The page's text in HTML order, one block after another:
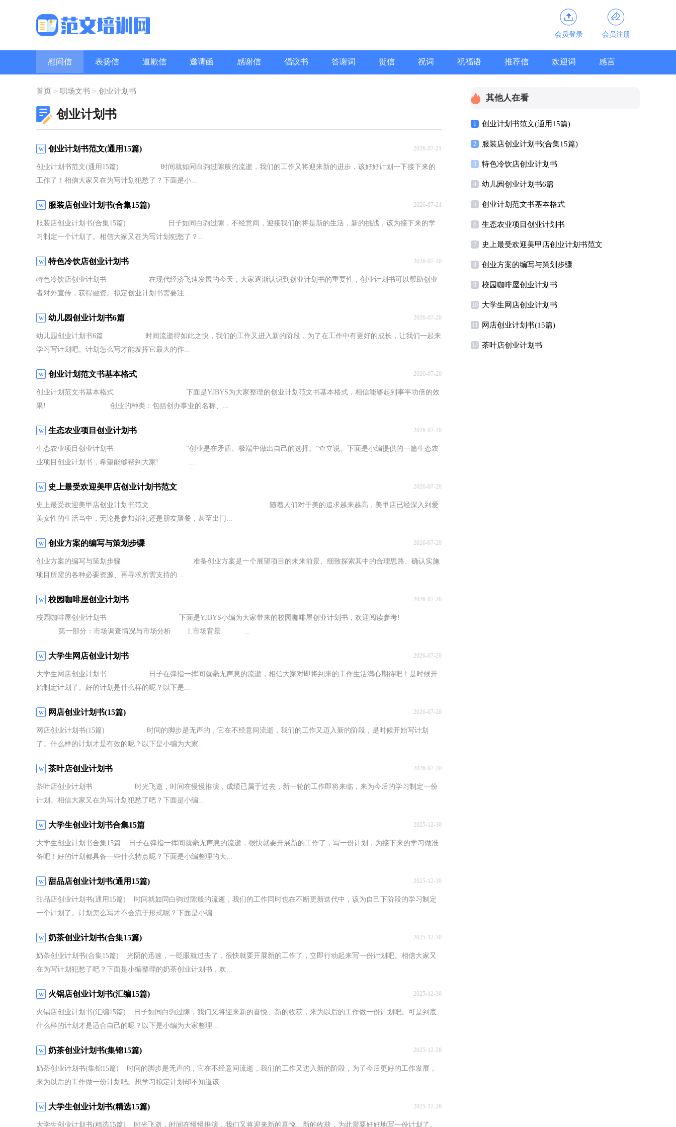
会员登录 会员注册
慰问信 表扬信 道歉信 邀请函 感谢信 倡议书 答谢词 贺信 祝词 祝福语 推荐信 欢迎词 感言
首页 > 职场文书 > 创业计划书
创业计划书
创业计划书范文(通用15篇)
创业计划书范文(通用15篇) 时间就如同白驹过隙般的流逝，我们的工作又将迎来新的进步，该好好计划一下接下来的
工作了！相信大家又在为写计划犯愁了？下面是小...
2026-07-21
服装店创业计划书(合集15篇)
服装店创业计划书(合集15篇) 日子如同白驹过隙，不经意间，迎接我们的将是新的生活，新的挑战，该为接下来的学
习制定一个计划了。相信大家又在为写计划犯愁了？...
2026-07-21
特色冷饮店创业计划书
特色冷饮店创业计划书 在现代经济飞速发展的今天，大家逐渐认识到创业计划书的重要性，创业计划书可以帮助创业
者对外宣传，获得融资。拟定创业计划书需要注...
2026-07-20
幼儿园创业计划书6篇
幼儿园创业计划书6篇 时间流逝得如此之快，我们的工作又进入新的阶段，为了在工作中有更好的成长，让我们一起来
学习写计划吧。计划怎么写才能发挥它最大的作...
2026-07-20
创业计划范文书基本格式
创业计划范文书基本格式 下面是YJBYS为大家整理的创业计划范文书基本格式，相信能够起到事半功倍的效
果! 创业的种类：包括创办事业的名称、...
2026-07-20
生态农业项目创业计划书
生态农业项目创业计划书 “创业是在矛盾、极端中做出自己的选择。”查立说。下面是小编提供的一篇生态农
业项目创业计划书，希望能够帮到大家! ...
2026-07-20
史上最受欢迎美甲店创业计划书范文
史上最受欢迎美甲店创业计划书范文 随着人们对于美的追求越来越高，美甲店已经深入到爱
美女性的生活当中，无论是参加婚礼还是朋友聚餐，甚至出门...
2026-07-20
创业方案的编写与策划步骤
创业方案的编写与策划步骤 准备创业方案是一个展望项目的未来前景、细致探索其中的合理思路、确认实施
项目所需的各种必要资源、再寻求所需支持的...
2026-07-20
校园咖啡屋创业计划书
校园咖啡屋创业计划书 下面是YJBYS小编为大家带来的校园咖啡屋创业计划书，欢迎阅读参考!
第一部分：市场调查情况与市场分析 1.市场背景 ...
2026-07-20
大学生网店创业计划书
大学生网店创业计划书 日子在弹指一挥间就毫无声息的流逝，相信大家对即将到来的工作生活满心期待吧！是时候开
始制定计划了。好的计划是什么样的呢？以下是...
2026-07-20
网店创业计划书(15篇)
网店创业计划书(15篇) 时间的脚步是无声的，它在不经意间流逝，我们的工作又迈入新的阶段，是时候开始写计划
了。什么样的计划才是有效的呢？以下是小编为大家...
2026-07-20
茶叶店创业计划书
茶叶店创业计划书 时光飞逝，时间在慢慢推演，成绩已属于过去，新一轮的工作即将来临，来为今后的学习制定一份
计划。相信大家又在为写计划犯愁了吧？下面是小编...
2026-07-20
大学生创业计划书合集15篇
大学生创业计划书合集15篇 日子在弹指一挥间就毫无声息的流逝，很快就要开展新的工作了，写一份计划，为接下来的学习做准
备吧！好的计划都具备一些什么特点呢？下面是小编整理的大...
2025-12-30
甜品店创业计划书(通用15篇)
甜品店创业计划书(通用15篇) 时间就如同白驹过隙般的流逝，我们的工作同时也在不断更新迭代中，该为自己下阶段的学习制定
一个计划了。计划怎么写才不会流于形式呢？下面是小编...
2025-12-30
奶茶创业计划书(合集15篇)
奶茶创业计划书(合集15篇) 光阴的迅速，一眨眼就过去了，很快就要开展新的工作了，立即行动起来写一份计划吧。相信大家又
在为写计划犯愁了吧？下面是小编整理的奶茶创业计划书，欢...
2025-12-30
火锅店创业计划书(汇编15篇)
火锅店创业计划书(汇编15篇) 日子如同白驹过隙，我们又将迎来新的喜悦、新的收获，来为以后的工作做一份计划吧。可是到底
什么样的计划才是适合自己的呢？以下是小编为大家整理...
2025-12-30
奶茶创业计划书(集锦15篇)
奶茶创业计划书(集锦15篇) 时间的脚步是无声的，它在不经意间流逝，我们的工作又进入新的阶段，为了今后更好的工作发展，
来为以后的工作做一份计划吧。想学习拟定计划却不知道该...
2025-12-28
大学生创业计划书(精选15篇)
大学生创业计划书(精选15篇) 时光飞逝，时间在慢慢推演，我们又将迎来新的喜悦、新的收获，为此需要好好地写一份计划了。
2025-12-28
其他人在看
1 创业计划书范文(通用15篇)
2 服装店创业计划书(合集15篇)
3 特色冷饮店创业计划书
4 幼儿园创业计划书6篇
5 创业计划范文书基本格式
6 生态农业项目创业计划书
7 史上最受欢迎美甲店创业计划书范文
8 创业方案的编写与策划步骤
9 校园咖啡屋创业计划书
10 大学生网店创业计划书
11 网店创业计划书(15篇)
12 茶叶店创业计划书